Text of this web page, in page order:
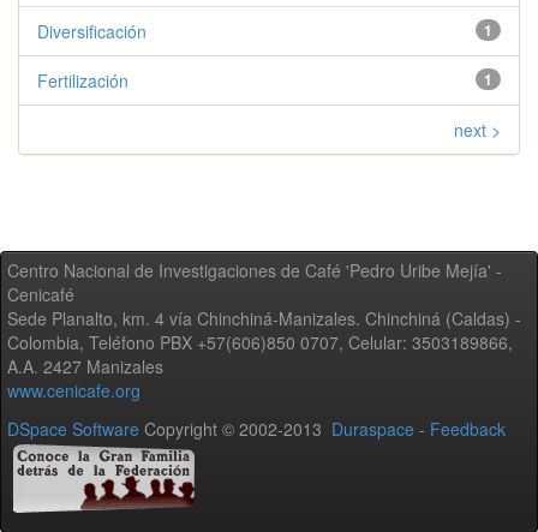
1
Diversificación
1
Fertilización
next >
Centro Nacional de Investigaciones de Café 'Pedro Uribe Mejía' -
Cenicafé
Sede Planalto, km. 4 vía Chinchiná-Manizales. Chinchiná (Caldas) -
Colombia, Teléfono PBX +57(606)850 0707, Celular: 3503189866,
A.A. 2427 Manizales
www.cenicafe.org
DSpace Software Copyright © 2002-2013 Duraspace - Feedback